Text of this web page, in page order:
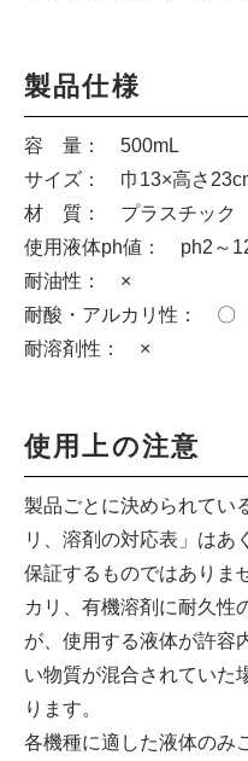
製品仕様
容 量： 500mL
サイズ： 巾13×高さ
材 質： プラスチック
使用液体ph値： ph2～
耐油性： ×
耐酸・アルカリ性： 〇
耐溶剤性： ×
使用上の注意
製品ごとに決められてい
リ、溶剤の対応表」はあ
保証するものではありま
カリ、有機溶剤に耐久性
が、使用する液体が許容
い物質が混合されていた
ります。
各機種に適した液体のみ